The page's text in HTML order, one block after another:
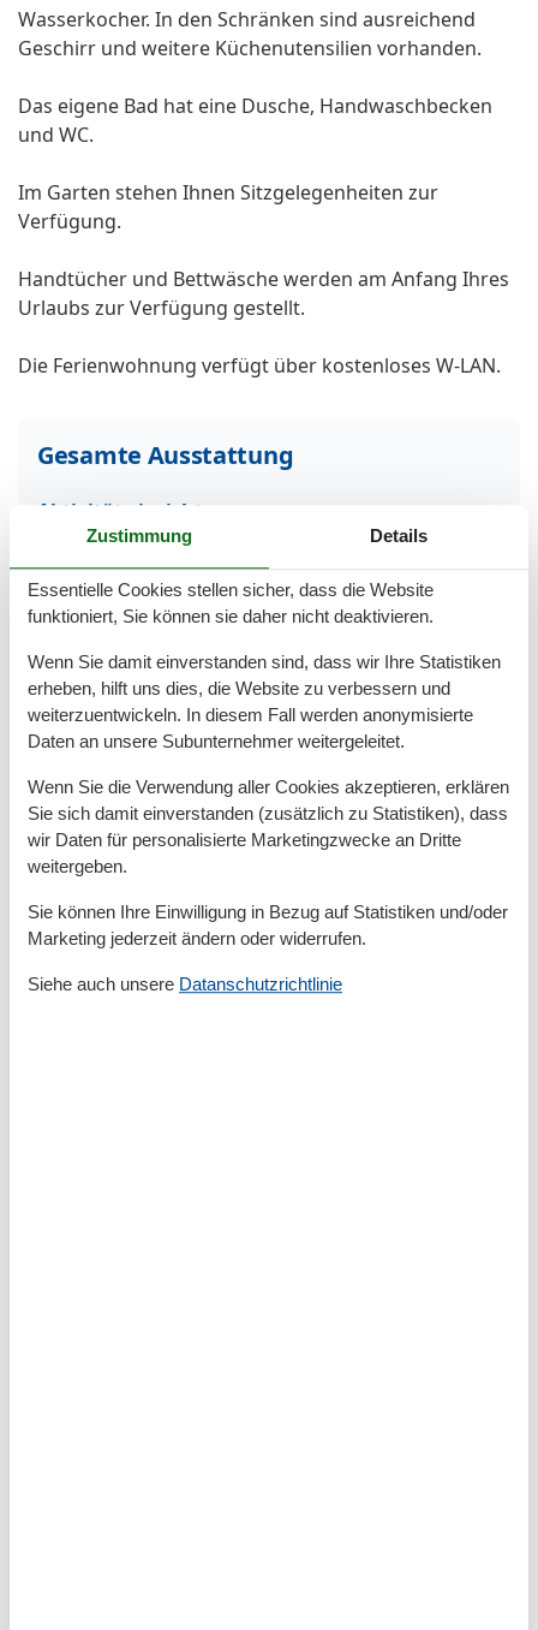
Wasserkocher. In den Schränken sind ausreichend
Geschirr und weitere Küchenutensilien vorhanden.
Das eigene Bad hat eine Dusche, Handwaschbecken
und WC.
Im Garten stehen Ihnen Sitzgelegenheiten zur
Verfügung.
Handtücher und Bettwäsche werden am Anfang Ihres
Urlaubs zur Verfügung gestellt.
Die Ferienwohnung verfügt über kostenloses W-LAN.
Gesamte Ausstattung
Aktivität einrichtungen
Radfahren
Entfernungen
Zum Arzt
Zum Restaurant
500 m
Zum Strand
Zum Supermarkt
300 m
Zum Zentrum
Zur Bushaltestelle
300 m
Zur Tourist-Information
6 km
Grundeinrichtungen
Kinder einrichtungen
Zustimmung Details
Essentielle Cookies stellen sicher, dass die Website
funktioniert, Sie können sie daher nicht deaktivieren.
Wenn Sie damit einverstanden sind, dass wir Ihre Statistiken
erheben, hilft uns dies, die Website zu verbessern und
weiterzuentwickeln. In diesem Fall werden anonymisierte
Daten an unsere Subunternehmer weitergeleitet.
Wenn Sie die Verwendung aller Cookies akzeptieren, erklären
Sie sich damit einverstanden (zusätzlich zu Statistiken), dass
wir Daten für personalisierte Marketingzwecke an Dritte
weitergeben.
Sie können Ihre Einwilligung in Bezug auf Statistiken und/oder
Marketing jederzeit ändern oder widerrufen.
Siehe auch unsere Datanschutzrichtlinie